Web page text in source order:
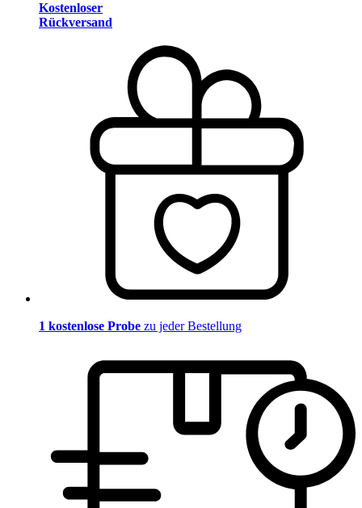
Kostenloser
Rückversand
1 kostenlose Probe zu jeder Bestellung